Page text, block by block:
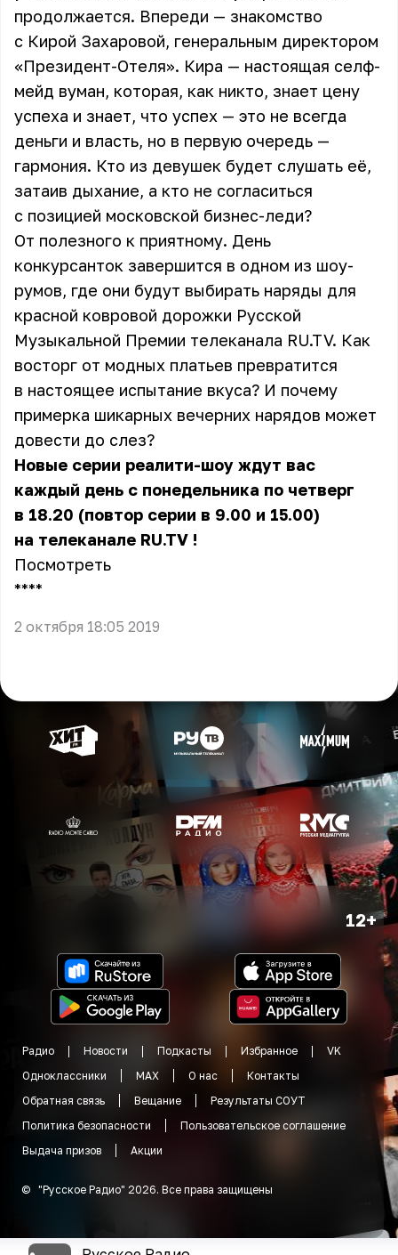
продолжается. Впереди — знакомство
с Кирой Захаровой, генеральным директором
«Президент-Отеля». Кира — настоящая селф-
мейд вуман, которая, как никто, знает цену
успеха и знает, что успех — это не всегда
деньги и власть, но в первую очередь —
гармония. Кто из девушек будет слушать её,
затаив дыхание, а кто не согласиться
с позицией московской бизнес-леди?
От полезного к приятному. День
конкурсанток завершится в одном из шоу-
румов, где они будут выбирать наряды для
красной ковровой дорожки Русской
Музыкальной Премии телеканала RU.TV. Как
восторг от модных платьев превратится
в настоящее испытание вкуса? И почему
примерка шикарных вечерних нарядов может
довести до слез?
Новые серии реалити-шоу ждут вас
каждый день с понедельника по четверг
в 18.20 (повтор серии в 9.00 и 15.00)
на телеканале RU.TV !
Посмотреть
** **
2 октября 18:05 2019
12+
Радио Новости Подкасты Избранное
VK
Одноклассники
MAX О нас
Контакты
Обратная связь
Вещание
Результаты СОУТ
Политика безопасности
Пользовательское соглашение
Выдача призов
Акции
© "Русское Радио" 2026. Все права защищены